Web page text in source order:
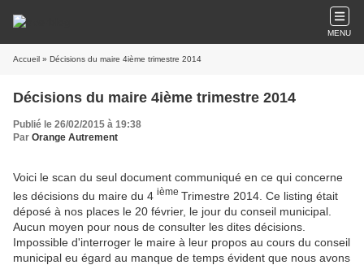
MENU
Accueil » Décisions du maire 4ième trimestre 2014
Décisions du maire 4ième trimestre 2014
Publié le 26/02/2015 à 19:38
Par Orange Autrement
Voici le scan du seul document communiqué en ce qui concerne
les décisions du maire du 4 ième Trimestre 2014. Ce listing était
déposé à nos places le 20 février, le jour du conseil municipal.
Aucun moyen pour nous de consulter les dites décisions.
Impossible d'interroger le maire à leur propos au cours du conseil
municipal eu égard au manque de temps évident que nous avons